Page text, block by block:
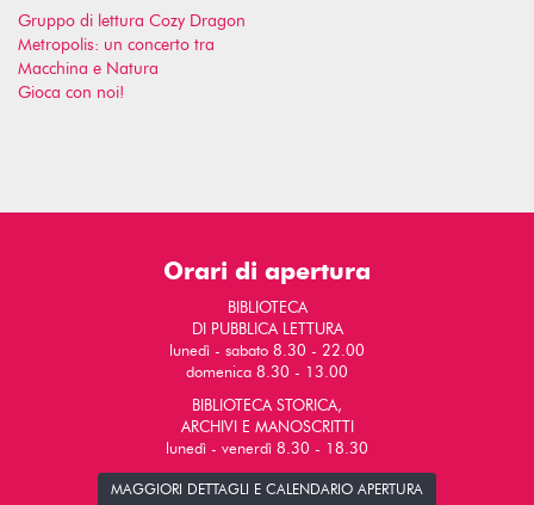
Gruppo di lettura Cozy Dragon
Metropolis: un concerto tra
Macchina e Natura
Gioca con noi!
Orari di apertura
BIBLIOTECA
DI PUBBLICA LETTURA
lunedì - sabato 8.30 - 22.00
domenica 8.30 - 13.00
BIBLIOTECA STORICA,
ARCHIVI E MANOSCRITTI
lunedì - venerdì 8.30 - 18.30
MAGGIORI DETTAGLI E CALENDARIO APERTURA